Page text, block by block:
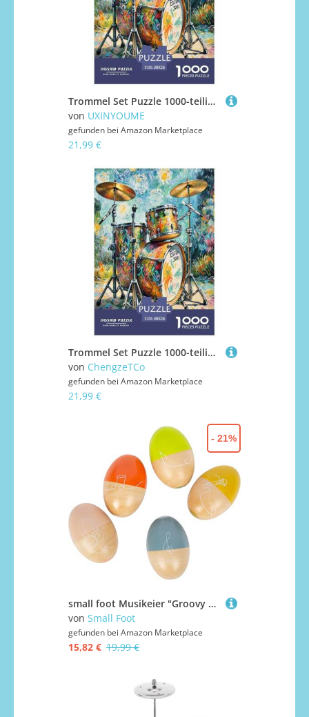
Trommel Set Puzzle 1000-teilige Schwer Puzzle Spielzeug Lernspiel Impossible Herausforderung Spielzeug Für Erwachsene Und Kinder in Bewährter 38x26cm/1000pcs
von UXINYOUME
gefunden bei Amazon Marketplace
21,99 €
Trommel Set Puzzle 1000-teilige Schwer Puzzle Spielzeug Lernspiel Impossible Herausforderung Spielzeug Für Erwachsene Und Kinder in Bewährter 38x26cm/1000pcs
von ChengzeTCo
gefunden bei Amazon Marketplace
21,99 €
small foot Musikeier "Groovy Beats" 5 Schütteleier für Kinder, schulen Rhythmus und Taktgefühl, ab 6 Monaten, 12252
von Small Foot
gefunden bei Amazon Marketplace
15,82 € 19,99 €
- 21%